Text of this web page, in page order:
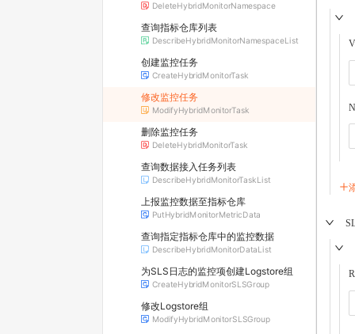
DeleteHybridMonitorNamespace
查询指标仓库列表
DescribeHybridMonitorNamespaceList
创建监控任务
CreateHybridMonitorTask
修改监控任务
ModifyHybridMonitorTask
删除监控任务
DeleteHybridMonitorTask
查询数据接入任务列表
DescribeHybridMonitorTaskList
上报监控数据至指标仓库
PutHybridMonitorMetricData
查询指定指标仓库中的监控数据
DescribeHybridMonitorDataList
为SLS日志的监控项创建Logstore组
CreateHybridMonitorSLSGroup
修改Logstore组
ModifyHybridMonitorSLSGroup